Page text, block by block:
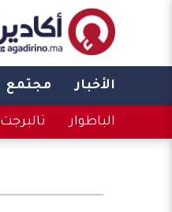
الأخبار مجتمع
الباطوار تالبرجت